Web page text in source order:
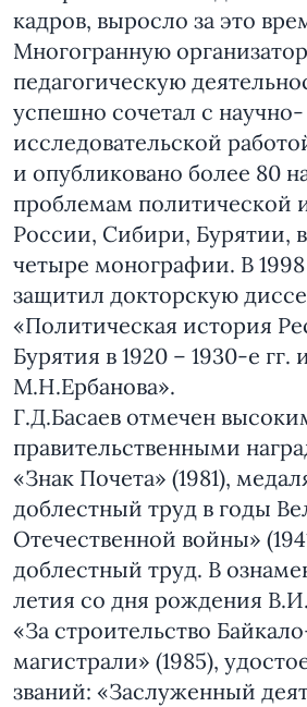
кадров, выросло за это
Многогранную
педагогическую
успешно сочетал с научно-
исследовательской
и опубликовано более 80
проблемам политической
России, Сибири, Бурятии,
четыре монографии. В 1998
защитил докторскую
«Политическая история
Бурятия в 1920 – 1930-е гг.
М.Н.Ербанова».
Г.Д.Басаев отмечен
правительственными
«Знак Почета» (1981),
доблестный труд в годы
Отечественной войны»
доблестный труд. В
летия со дня рождения
«За строительство
магистрали» (1985),
званий: «Заслуженный